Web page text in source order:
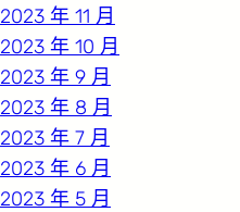
2023 年 11 月
2023 年 10 月
2023 年 9 月
2023 年 8 月
2023 年 7 月
2023 年 6 月
2023 年 5 月